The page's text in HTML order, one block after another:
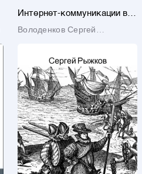
Интернет-коммуникации в
современного
Володенков Сергей